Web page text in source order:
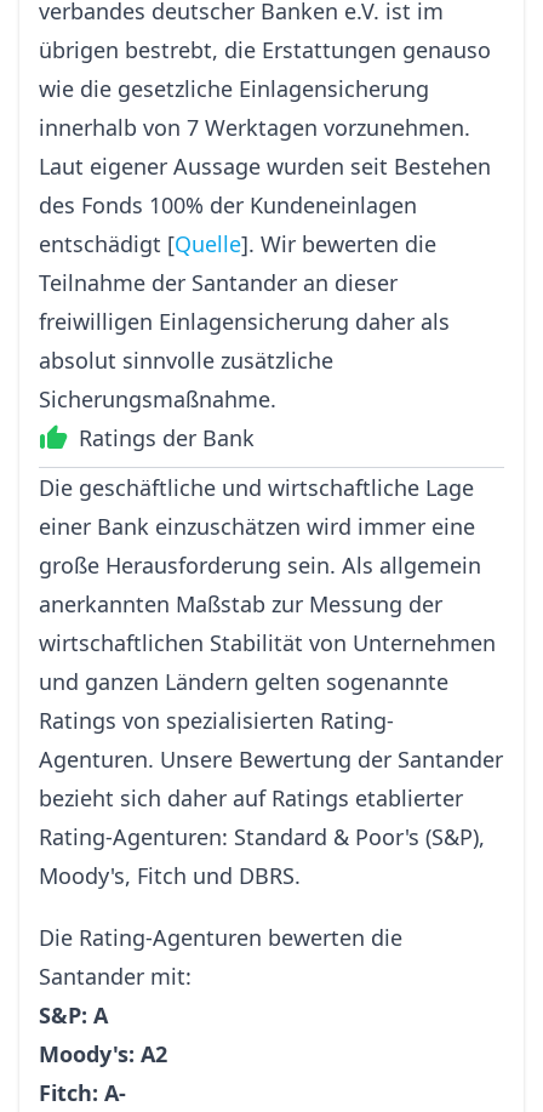
ver­bandes deu­tscher Ban­ken e.V. ist im
übrigen bestrebt, die Erstattungen genauso
wie die gesetzliche Einlagensicherung
innerhalb von 7 Werktagen vorzunehmen.
Laut eigener Aussage wurden seit Bestehen
des Fonds 100% der Kundeneinlagen
entschädigt [Quelle]. Wir bewerten die
Teilnahme der Santander an dieser
freiwilligen Einlagensicherung daher als
absolut sinnvolle zusätzliche
Sicherungsmaßnahme.
Ratings der Bank
Die geschäftliche und wirtschaftliche Lage
einer Bank einzuschätzen wird immer eine
große Herausforderung sein. Als allgemein
anerkannten Maßstab zur Messung der
wirtschaftlichen Stabilität von Unternehmen
und ganzen Ländern gelten sogenannte
Ratings von spezialisierten Rating-
Agenturen. Unsere Bewertung der Santander
bezieht sich daher auf Ratings etablierter
Rating-Agenturen: Standard & Poor's (S&P),
Moody's, Fitch und DBRS.
Die Rating-Agenturen bewerten die
Santander mit:
S&P: A
Moody's: A2
Fitch: A-